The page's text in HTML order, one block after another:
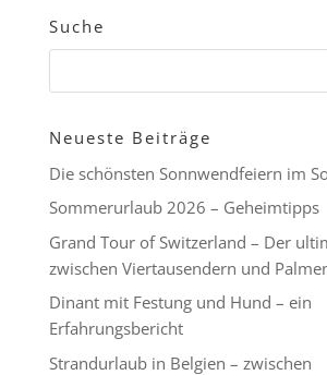
Suche
Neueste Beiträge
Die schönsten Sonnwendfeiern im
Sommerurlaub 2026 – Geheimtipps
Grand Tour of Switzerland – Der
zwischen Viertausendern und
Dinant mit Festung und Hund – ein
Erfahrungsbericht
Strandurlaub in Belgien – zwischen